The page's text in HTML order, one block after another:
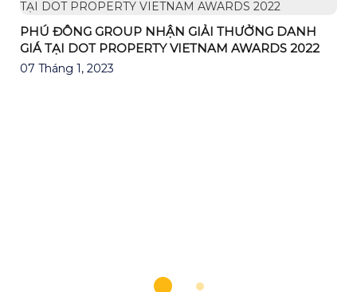
PHÚ ĐÔNG GROUP NHẬN GIẢI THƯỞNG DANH
GIÁ TẠI DOT PROPERTY VIETNAM AWARDS 2022
07 Tháng 1, 2023